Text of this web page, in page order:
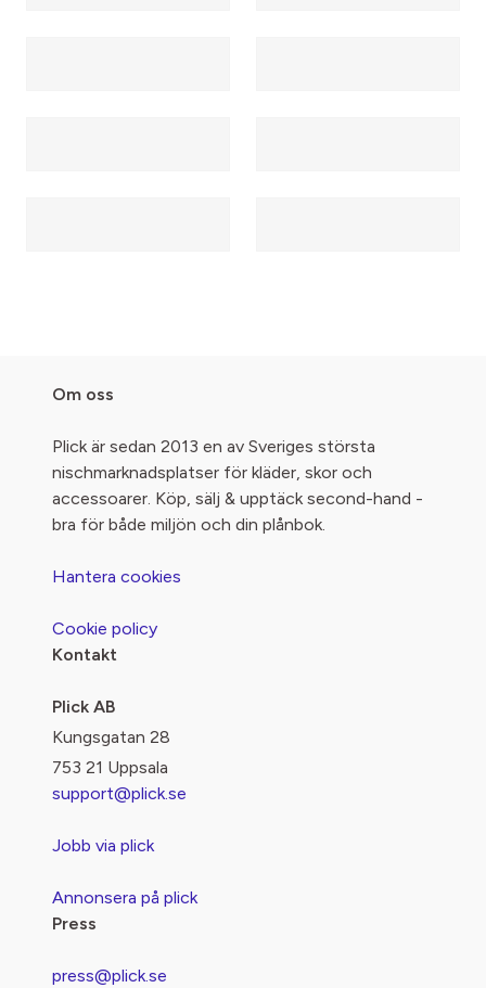
Om oss
Plick är sedan 2013 en av Sveriges största
nischmarknadsplatser för kläder, skor och
accessoarer. Köp, sälj & upptäck second-hand -
bra för både miljön och din plånbok.
Hantera cookies
Cookie policy
Kontakt
Plick AB
Kungsgatan 28
753 21 Uppsala
support@plick.se
Jobb via plick
Annonsera på plick
Press
press@plick.se